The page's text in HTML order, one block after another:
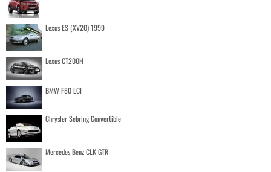
Lexus ES (XV20) 1999
Lexus CT200H
BMW F80 LCI
Chrysler Sebring Convertible
Mercedes Benz CLK GTR